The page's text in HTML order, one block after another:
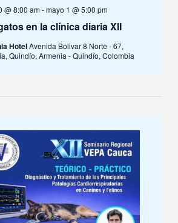
en la clínica diaria XII
@ 8:00 am-mayo 1 @ 5:00 pm
HotelAvenida Bolivar 8 Norte - 67,
Quindío, Armenia - Quindío, Colombia